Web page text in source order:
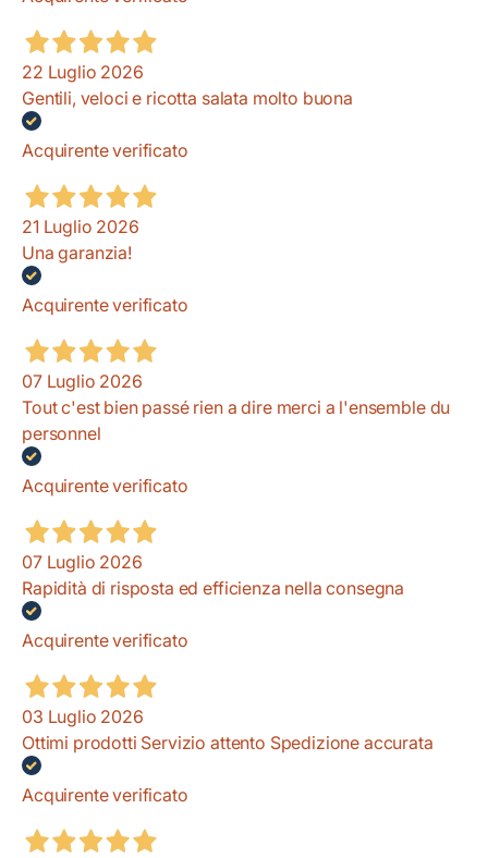
22 Luglio 2026
Gentili, veloci e ricotta salata molto buona
Acquirente verificato
21 Luglio 2026
Una garanzia!
Acquirente verificato
07 Luglio 2026
Tout c'est bien passé rien a dire merci a l'ensemble du
personnel
Acquirente verificato
07 Luglio 2026
Rapidità di risposta ed efficienza nella consegna
Acquirente verificato
03 Luglio 2026
Ottimi prodotti Servizio attento Spedizione accurata
Acquirente verificato